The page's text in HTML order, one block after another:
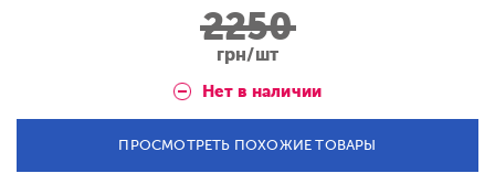
2250
грн/шт
Нет в наличии
ПРОСМОТРЕТЬ ПОХОЖИЕ ТОВАРЫ